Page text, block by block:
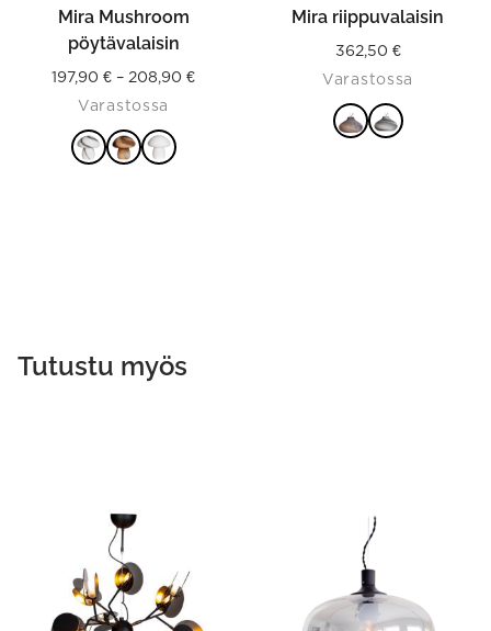
VALITSE
product
page
Mira Mushroom
pöytävalaisin
197,90 € – 208,90 €Price
Varastossa
product
Mira riippuvalaisin
362,50 €
Varastossa
Tutustu myös